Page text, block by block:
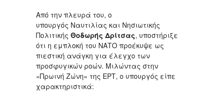
Από την πλευρά του, ο
υπουργός Ναυτιλίας και Νησιωτικής
Πολιτικής Θοδωρής Δρίτσας, υποστήριξε
ότι η εμπλοκή του ΝΑΤΟ προέκυψε ως
πιεστική ανάγκη για έλεγχο των
προσφυγικών ροών. Μιλώντας στην
«Πρωινή Ζώνη» της ΕΡΤ, ο υπουργός είπε
χαρακτηριστικά: